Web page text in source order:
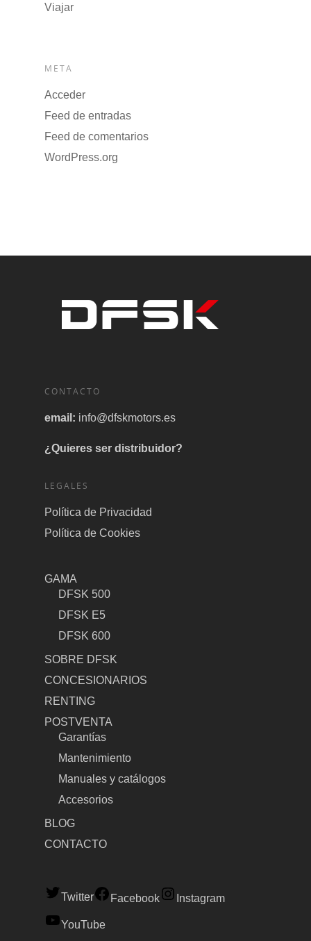
Viajar
META
Acceder
Feed de entradas
Feed de comentarios
WordPress.org
CONTACTO
email: info@dfskmotors.es
¿Quieres ser distribuidor?
LEGALES
Política de Privacidad
Política de Cookies
GAMA
DFSK 500
DFSK E5
DFSK 600
SOBRE DFSK
CONCESIONARIOS
RENTING
POSTVENTA
Garantías
Mantenimiento
Manuales y catálogos
Accesorios
BLOG
CONTACTO
Twitter Facebook Instagram
YouTube